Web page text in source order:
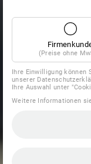
(Preise ohne
Ihre Einwilligung können
unserer
Ihre Auswahl unter
Weitere Informationen